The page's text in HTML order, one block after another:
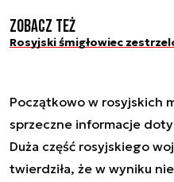
Zobacz też
Rosyjski śmigłowiec
Początkowo w rosyjskich
sprzeczne informacje
Duża część rosyjskiego
twierdziła, że w wyniku